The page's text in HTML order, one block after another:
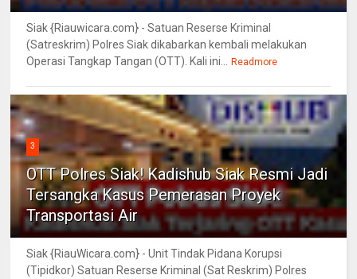
Siak {Riauwicara.com} - Satuan Reserse Kriminal
(Satreskrim) Polres Siak dikabarkan kembali melakukan
Operasi Tangkap Tangan (OTT). Kali ini...
Readmore
3
OTT Polres Siak! Kadishub Siak Resmi Jadi
Tersangka Kasus Pemerasan Proyek
Transportasi Air
Siak {RiauWicara.com} - Unit Tindak Pidana Korupsi
(Tipidkor) Satuan Reserse Kriminal (Sat Reskrim) Polres